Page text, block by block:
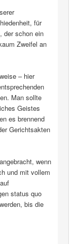
für
der schon ein
Zweifel an
– hier
Man sollte
Geistes
es brennend
Gerichtsakten
wenn
und mit vollem
status quo
bis die